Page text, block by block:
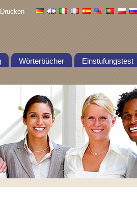
Drucken
Wörterbücher Einstufungstest